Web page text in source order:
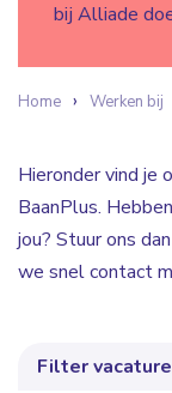
bij Alliade
Home Werken bij
Hieronder vind je
BaanPlus.
jou? Stuur ons
we snel contact
Filter